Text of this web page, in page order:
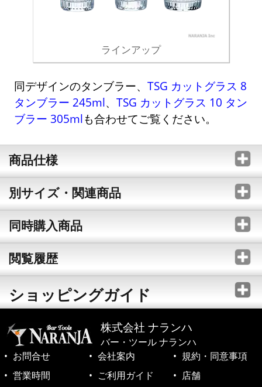
ラインアップ
同デザインのタンブラー、TSG カットグラス 8
タンブラー 245ml、TSG カットグラス 10 タン
ブラー 305mlも合わせてご覧ください。
商品仕様
別サイズ・関連商品
同時購入商品
閲覧履歴
ショッピングガイド
株式会社 ナランハ
バー・ツール ナランハ
お問合せ
会社案内
規約・同意事項
営業時間
ご利用ガイド 店舗